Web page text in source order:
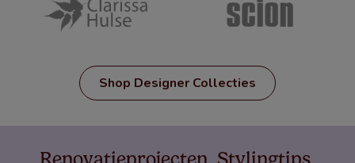
Shop Designer Collecties